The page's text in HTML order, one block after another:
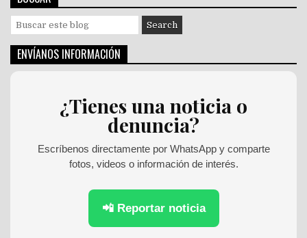
e
r
ENVÍANOS INFORMACIÓN
¿Tienes una noticia o
denuncia?
Escríbenos directamente por WhatsApp y comparte
fotos, videos o información de interés.
📲 Reportar noticia